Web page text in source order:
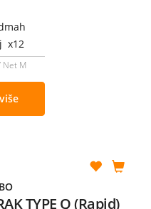
x12
Net M
TYPE Q (Rapid)